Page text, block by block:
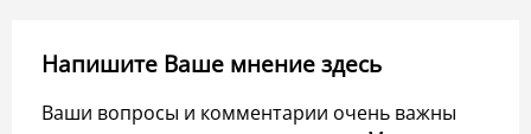
Напишите Ваше мнение здесь
Ваши вопросы и комментарии очень важны